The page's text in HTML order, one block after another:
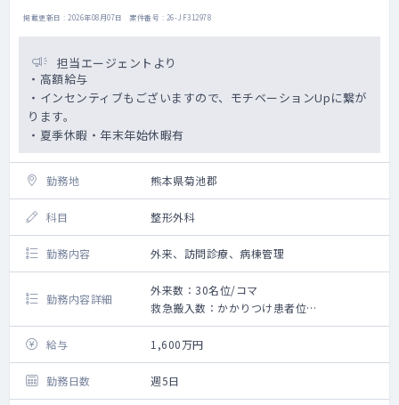
掲載更新日 : 2026年08月07日 案件番号 : 26-JF312978
担当エージェントより
・高額給与
・インセンティブもございますので、モチベーションUpに繋が
ります。
・夏季休暇・年末年始休暇有
勤務地 熊本県菊池郡
科目 整形外科
勤務内容 外来、訪問診療、病棟管理
勤務内容詳細
外来数：30名位/コマ
救急搬入数：かかりつけ患者位
〇整形外科外来の対応をお願いします
〇午前30名程度、午後は20名程度の外来数と
なります。
〇主治医として、病棟を20～25名程度担当し
ていただきます。（一般病床メイン）
給与 1,600万円
勤務日数 週5日